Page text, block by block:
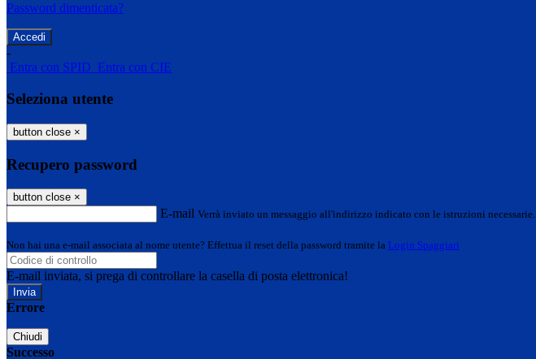
Password dimenticata?
-
Entra con SPID Entra con CIE
Seleziona utente
button close ×
Recupero password
button close ×
E-mail Verrà inviato un messaggio all'indirizzo indicato con le istruzioni necessarie.
Non hai una e-mail associata al nome utente? Effettua il reset della password tramite la Login Spaggiari
E-mail inviata, si prega di controllare la casella di posta elettronica!
Errore
Chiudi
Successo